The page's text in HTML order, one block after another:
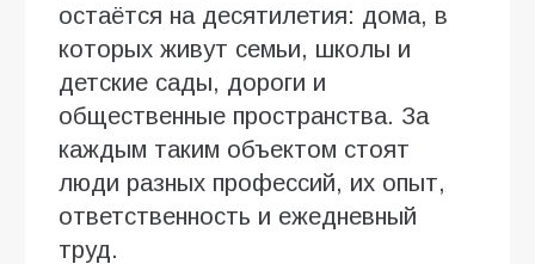
остаётся на десятилетия: дома, в
которых живут семьи, школы и
детские сады, дороги и
общественные пространства. За
каждым таким объектом стоят
люди разных профессий, их опыт,
ответственность и ежедневный
труд.